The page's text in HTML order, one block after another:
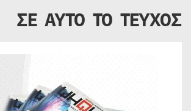
ΣΕ ΑΥΤΟ ΤΟ ΤΕΥΧΟΣ